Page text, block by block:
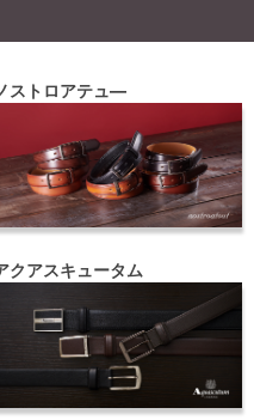
ストロアテュ―
クアスキュータム